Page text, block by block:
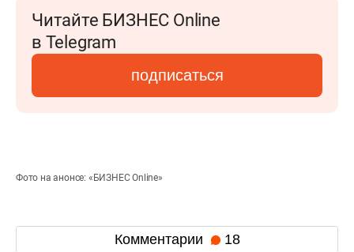
Читайте БИЗНЕС Online
в Telegram
подписаться
Фото на анонсе: «БИЗНЕС Online»
Комментарии 18